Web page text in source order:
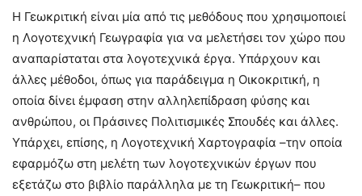
Η Γεωκριτική είναι μία από τις μεθόδους που χρησιμοποιεί
η Λογοτεχνική Γεωγραφία για να μελετήσει τον χώρο που
αναπαρίσταται στα λογοτεχνικά έργα. Υπάρχουν και
άλλες μέθοδοι, όπως για παράδειγμα η Οικοκριτική, η
οποία δίνει έμφαση στην αλληλεπίδραση φύσης και
ανθρώπου, οι Πράσινες Πολιτισμικές Σπουδές και άλλες.
Υπάρχει, επίσης, η Λογοτεχνική Χαρτογραφία –την οποία
εφαρμόζω στη μελέτη των λογοτεχνικών έργων που
εξετάζω στο βιβλίο παράλληλα με τη Γεωκριτική– που